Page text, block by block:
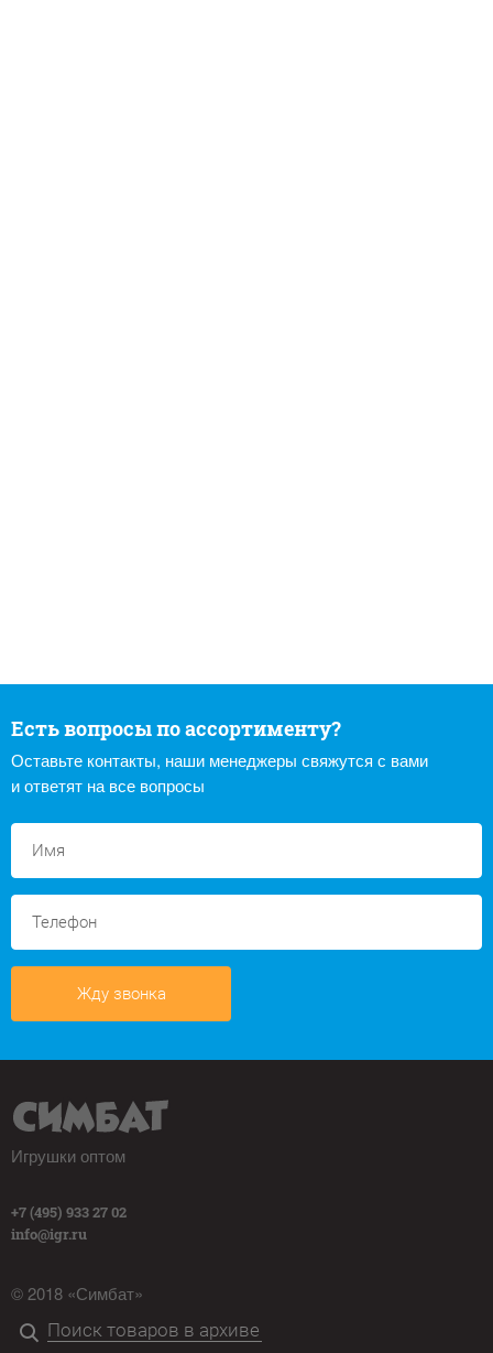
Есть вопросы по ассортименту?
Оставьте контакты, наши менеджеры свяжутся с вами
и ответят на все вопросы
Жду звонка
Игрушки оптом
+7 (495) 933 27 02
info@igr.ru
© 2018 «Симбат»